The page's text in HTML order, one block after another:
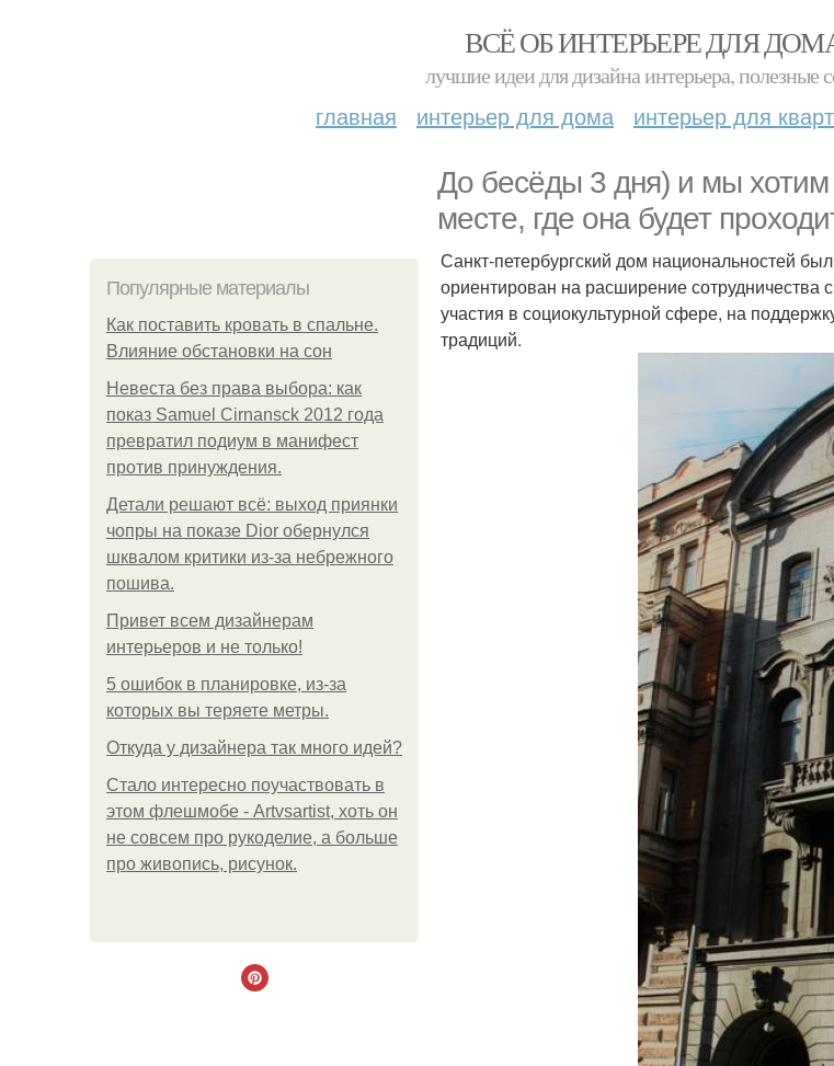
ВСЁ ОБ ИНТЕРЬЕРЕ ДЛЯ
лучшие идеи для дизайна интерьера, полезные
главная интерьер для дома интерьер для
До бесёды 3 дня) и мы хотим
месте, где она будет
Популярные материалы
Как поставить кровать в спальне.
Влияние обстановки на сон
Невеста без права выбора: как
показ Samuel Cirnansck 2012 года
превратил подиум в манифест
против принуждения.
Детали решают всё: выход приянки
чопры на показе Dior обернулся
шквалом критики из-за небрежного
пошива.
Привет всем дизайнерам
интерьеров и не только!
5 ошибок в планировке, из-за
которых вы теряете метры.
Откуда у дизайнера так много идей?
Стало интересно поучаствовать в
этом флешмобе - Artvsartist, хоть он
не совсем про рукоделие, а больше
про живопись, рисунок.
Санкт-петербургский дом национальностей
ориентирован на расширение сотрудничества
участия в социокультурной сфере, на
традиций.